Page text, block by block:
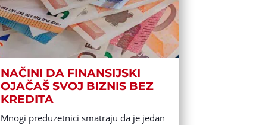
NAČINI DA FINANSIJSKI
OJAČAŠ SVOJ BIZNIS BEZ
KREDITA
Mnogi preduzetnici smatraju da je jedan